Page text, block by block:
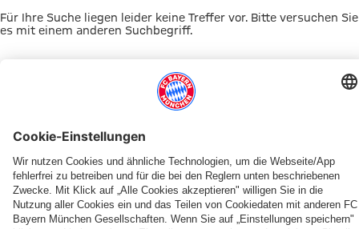
Für Ihre Suche liegen leider keine Treffer vor. Bitte versuchen Sie
es mit einem anderen Suchbegriff.
DAS KÖNNTE DICH INTERESSIEREN
FRAUENTICKETSFRAUENMYFCBAYERN